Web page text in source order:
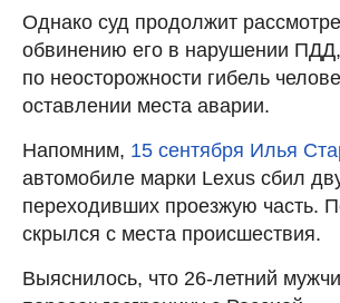
Однако суд продолжит
обвинению его в нарушении
по неосторожности гибель
оставлении места аварии.
Напомним, 15 сентября Илья
автомобиле марки Lexus сбил
переходивших проезжую часть.
скрылся с места происшествия.
Выяснилось, что 26-летний